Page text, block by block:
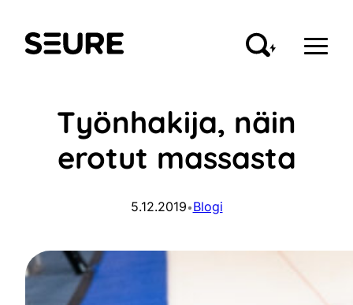
sisältöön
Seure
Työnhakija, näin
erotut massasta
5.12.2019•Blogi